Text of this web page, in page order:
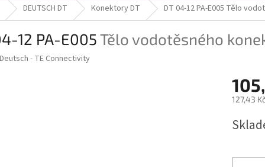
DEUTSCH DT Konektory DT DT 04-12 PA-E005 Tělo
12 PA-E005Tělo vodotěsného
Deutsch - TE Connectivity
127,43
cena: